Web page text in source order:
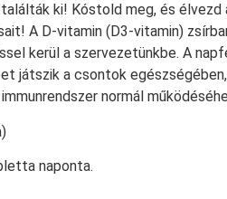
ki! Kóstold meg, és élvezd
A D-vitamin (D3-vitamin)
kerül a szervezetünkbe. A
játszik a csontok
normál
naponta.